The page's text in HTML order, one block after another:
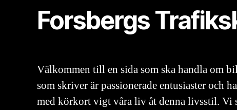
Forsbergs
Välkommen till en sida som ska handla om
som skriver är passionerade entusiaster och
med körkort vigt våra liv åt denna livsstil. Vi